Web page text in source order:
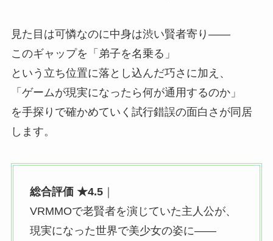
見た目は可憐なのに中身は渋い賢者寄り——
このギャップを「弟子を名乗る」
という立ち位置に落とし込んだ巧さに加え、
「ゲームが現実になったら何が通用するのか」
を手探りで確かめていく試行錯誤の面白さが同居
します。
総合評価 ★4.5｜
VRMMOで老賢者を演じていた主人公が、
現実になった世界で美少女の姿に——